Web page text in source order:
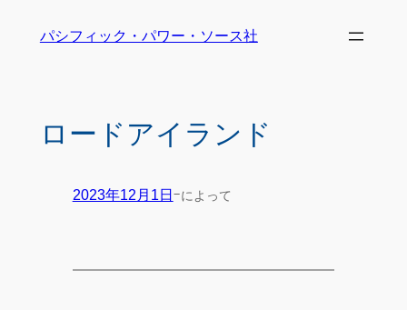
パシフィック・パワー・ソース社
ロードアイランド
2023年12月1日 -によって